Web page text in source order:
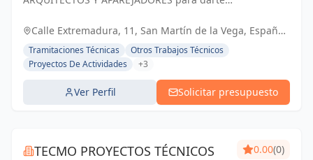
Calle Extremadura, 11, San Martín de la Vega, España,
España
Tramitaciones Técnicas
Otros Trabajos Técnicos
Proyectos De Actividades
+3
Ver Perfil Solicitar presupuesto
TECMO PROYECTOS TÉCNICOS 0.00(0)